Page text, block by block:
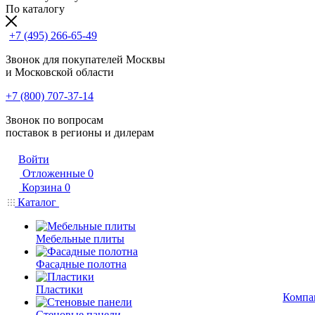
По каталогу
+7 (495) 266-65-49
Звонок для покупателей Москвы
и Московской области
+7 (800) 707-37-14
Звонок по вопросам
поставок в регионы и дилерам
Войти
Отложенные 0
Корзина 0
Каталог
Мебельные плиты
Фасадные полотна
Пластики